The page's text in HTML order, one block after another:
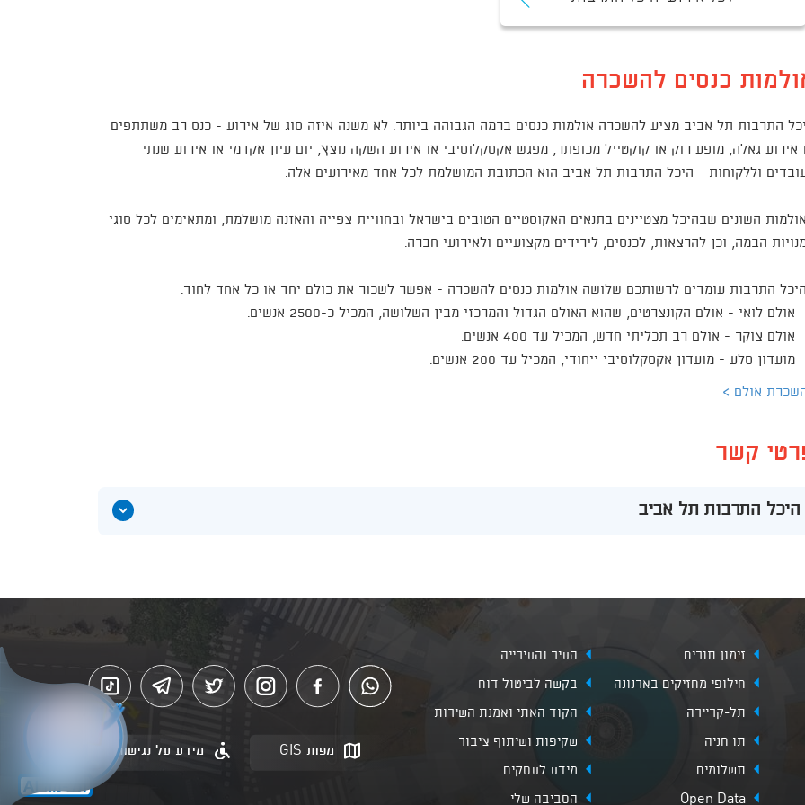
כנסים להשכרה
התרבות תל אביב מציע להשכרה אולמות כנסים ברמה הגבוהה ביותר. לא משנה איזה סוג של אירוע - כנס רב משתתפים
אירוע גאלה, מופע רוק או קוקטייל מכופתר, מפגש אקסקלוסיבי או אירוע השקה נוצץ, יום עיון אקדמי או אירוע שנתי
וללקוחות - היכל התרבות תל אביב הוא הכתובת המושלמת לכל אחד מאירועים אלה.
השונים שבהיכל מצטיינים בתנאים האקוסטיים הטובים בישראל ובחוויית צפייה והאזנה מושלמת, ומתאימים לכל סוגי
הבמה, וכן להרצאות, לכנסים, לירידים מקצועיים ולאירועי חברה.
התרבות עומדים לרשותכם שלושה אולמות כנסים להשכרה - אפשר לשכור את כולם יחד או כל אחד לחוד.
אולם לואי - אולם הקונצרטים, שהוא האולם הגדול והמרכזי מבין השלושה, המכיל כ-2500 אנשים.
אולם צוקר - אולם רב תכליתי חדש, המכיל עד 400 אנשים.
מועדון סלע - מועדון אקסקלוסיבי ייחודי, המכיל עד 200 אנשים.
אולם >
קשר
הצג
תוכן
היכל התרבות תל אביב
זימון תורים
העיר והעירייה
חילופי מחזיקים בארנונה
בקשה לביטול דוח
תל-קריירה
הקוד האתי ואמנת השירות
תו חניה
שקיפות ושיתוף ציבור
תשלומים
מידע לעסקים
Open Data
הסביבה שלי
מפות GIS מידע על נגישות